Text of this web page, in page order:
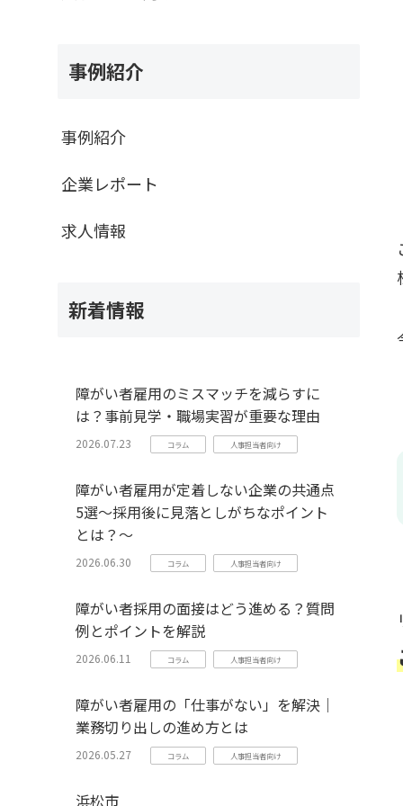
事例紹介
事例紹介
企業レポート
求人情報
新着情報
障がい者雇用のミスマッチを減らすに
は？事前見学・職場実習が重要な理由
2026.07.23 コラム 人事担当者向け
障がい者雇用が定着しない企業の共通点
5選～採用後に見落としがちなポイント
とは？～
2026.06.30 コラム 人事担当者向け
障がい者採用の面接はどう進める？質問
例とポイントを解説
2026.06.11 コラム 人事担当者向け
障がい者雇用の「仕事がない」を解決｜
業務切り出しの進め方とは
2026.05.27 コラム 人事担当者向け
浜松市